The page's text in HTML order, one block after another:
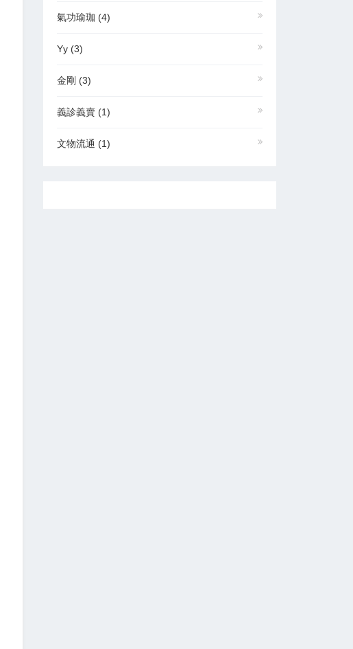
氣功瑜珈 (4)
Yy (3)
金剛 (3)
義診義賣 (1)
文物流通 (1)